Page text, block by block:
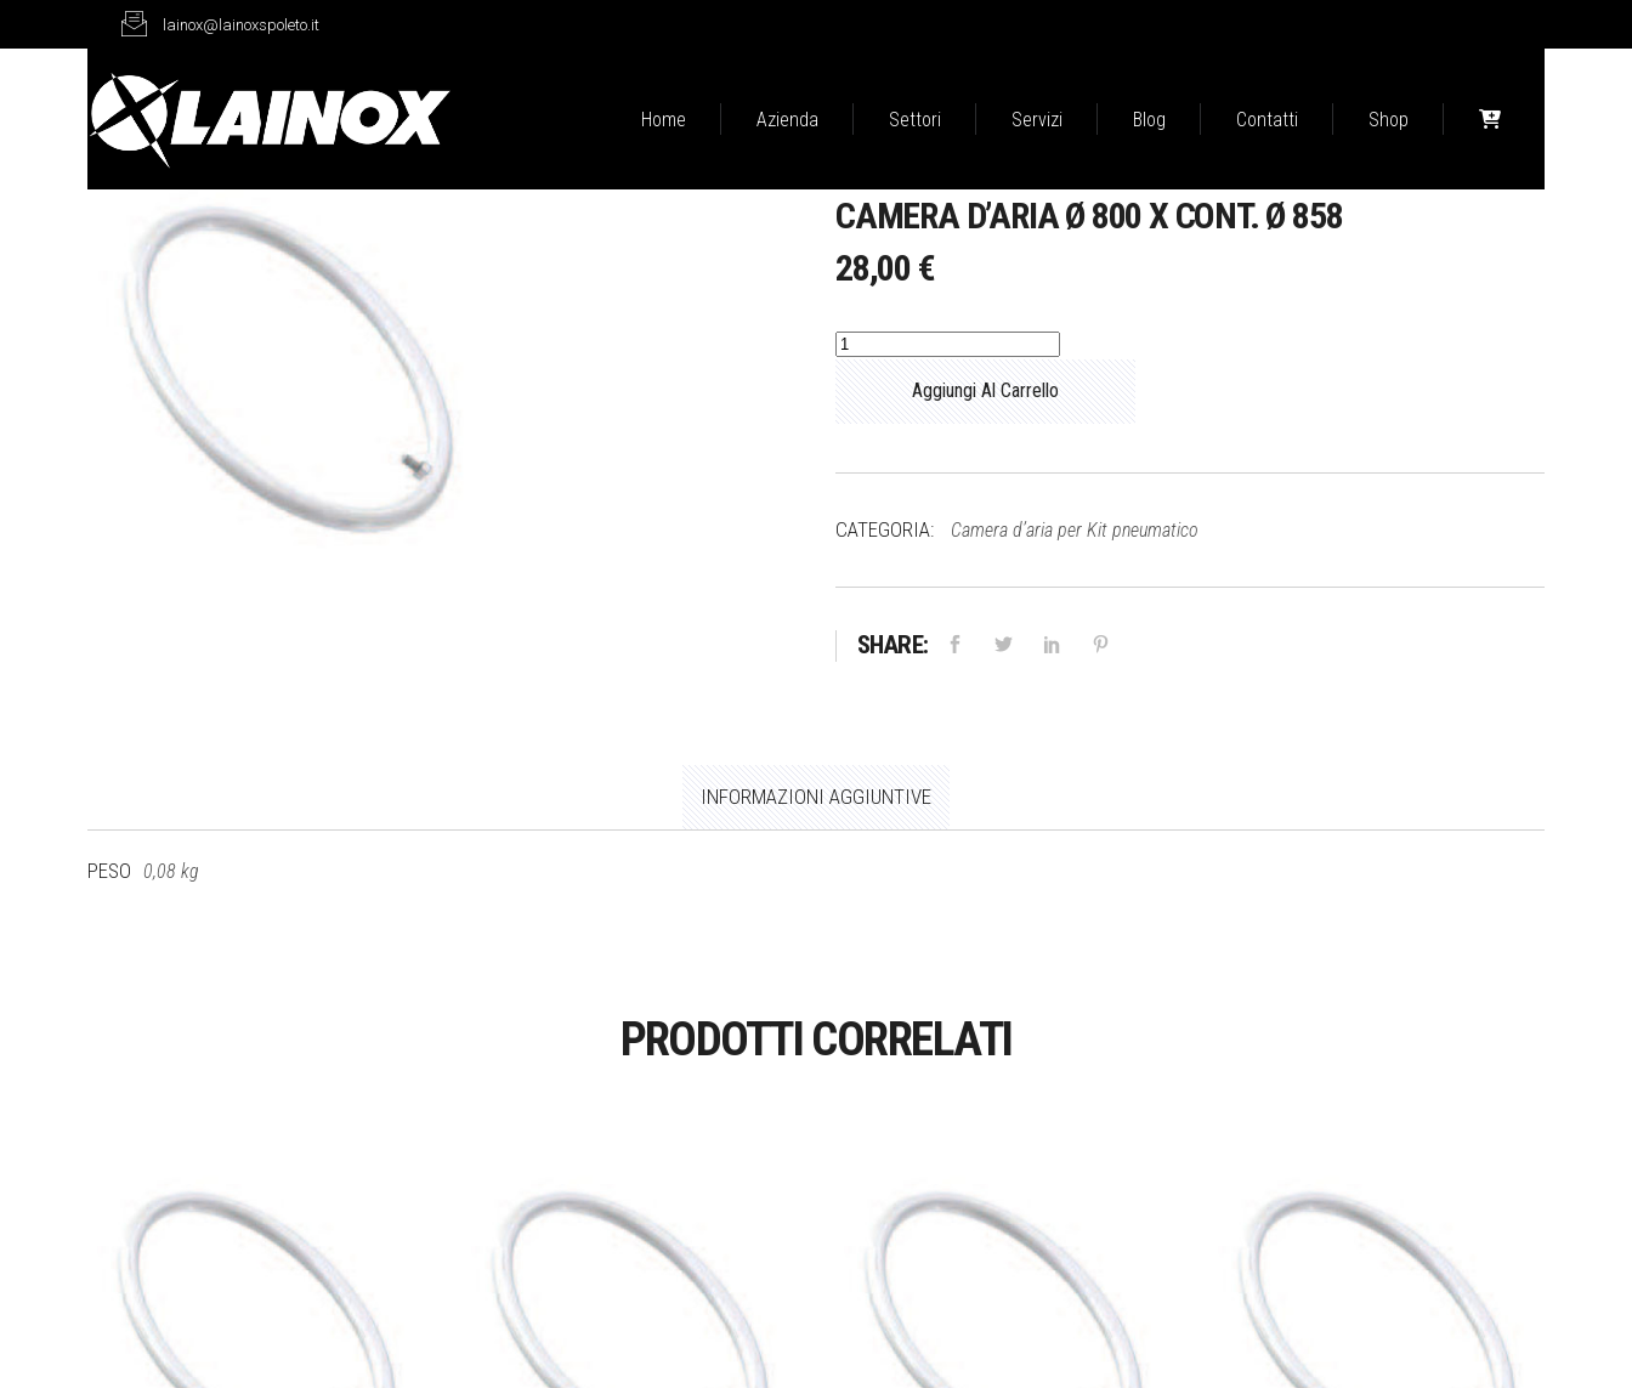
lainox@lainoxspoleto.it
Home Azienda Settori Servizi Blog Contatti Shop
CAMERA D’ARIA Ø 800 X CONT. Ø 858
28,00 €
Camera
d’aria
Ø
Ø
quantità
Aggiungi Al Carrello
CATEGORIA: Camera d’aria per Kit pneumatico
SHARE:
INFORMAZIONI AGGIUNTIVE
PESO 0,08 kg
PRODOTTI CORRELATI